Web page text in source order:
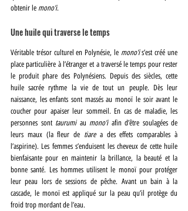
obtenir le mono’i.
Une huile qui traverse le temps
Véritable trésor culturel en Polynésie, le mono’i s’est créé une
place particulière à l’étranger et a traversé le temps pour rester
le produit phare des Polynésiens. Depuis des siècles, cette
huile sacrée rythme la vie de tout un peuple. Dès leur
naissance, les enfants sont massés au monoï le soir avant le
coucher pour apaiser leur sommeil. En cas de maladie, les
personnes sont taurumi au mono’i afin d’être soulagées de
leurs maux (la fleur de tiare a des effets comparables à
l’aspirine). Les femmes s’enduisent les cheveux de cette huile
bienfaisante pour en maintenir la brillance, la beauté et la
bonne santé. Les hommes utilisent le monoï pour protéger
leur peau lors de sessions de pêche. Avant un bain à la
cascade, le monoï est appliqué sur la peau qu’il protège du
froid trop mordant de l’eau.